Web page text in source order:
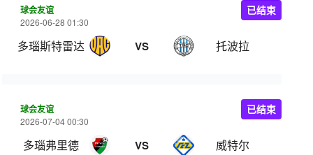
球会友谊
2026-06-28 01:30
多瑙斯特雷达 VS 托波拉
已结束
球会友谊
2026-07-04 00:30
多瑙弗里德 VS 威特尔
已结束